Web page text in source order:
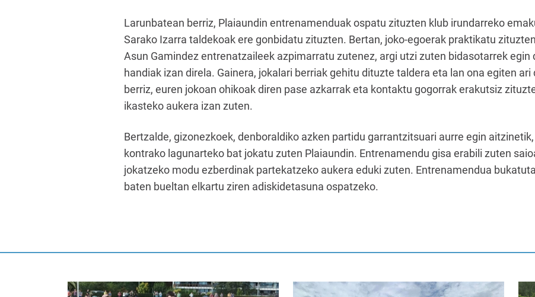
Larunbatean berriz, Plaiaundin entrenamenduak ospatu zituzten klub irundarreko
Sarako Izarra taldekoak ere gonbidatu zituzten. Bertan, joko-egoerak praktikatu
Asun Gamindez entrenatzaileek azpimarratu zutenez, argi utzi zuten bidasotarrek
handiak izan direla. Gainera, jokalari berriak gehitu dituzte taldera eta lan ona egiten
berriz, euren jokoan ohikoak diren pase azkarrak eta kontaktu gogorrak erakutsiz
ikasteko aukera izan zuten.
Bertzalde, gizonezkoek, denboraldiko azken partidu garrantzitsuari aurre egin
kontrako lagunarteko bat jokatu zuten Plaiaundin. Entrenamendu gisa erabili zuten
jokatzeko modu ezberdinak partekatzeko aukera eduki zuten. Entrenamendua
baten bueltan elkartu ziren adiskidetasuna ospatzeko.